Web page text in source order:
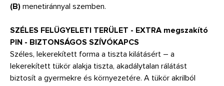
(B) menetiránnyal szemben.
SZÉLES FELÜGYELETI TERÜLET - EXTRA megszakító
PIN - BIZTONSÁGOS SZÍVÓKAPCS
Széles, lekerekített forma a tiszta kilátásért – a
lekerekített tükör alakja tiszta, akadálytalan rálátást
biztosít a gyermekre és környezetére. A tükör akrilból